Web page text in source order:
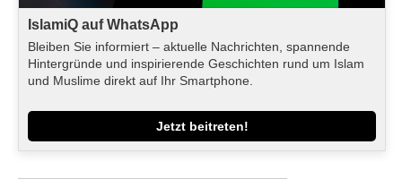
IslamiQ auf WhatsApp
Bleiben Sie informiert – aktuelle Nachrichten, spannende
Hintergründe und inspirierende Geschichten rund um Islam
und Muslime direkt auf Ihr Smartphone.
Jetzt beitreten!